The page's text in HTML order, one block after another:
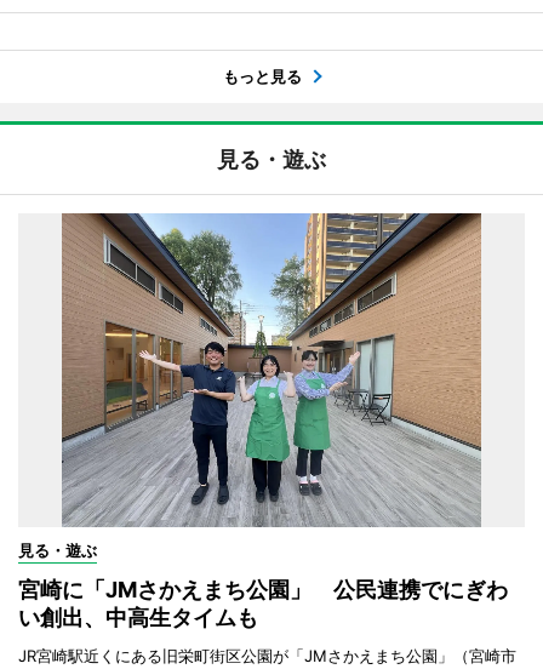
もっと見る
見る・遊ぶ
見る・遊ぶ
宮崎に「JMさかえまち公園」 公民連携でにぎわ
い創出、中高生タイムも
JR宮崎駅近くにある旧栄町街区公園が「JMさかえまち公園」（宮崎市